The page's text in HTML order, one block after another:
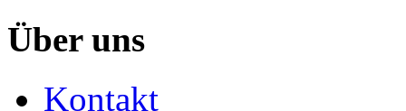
Über uns
Kontakt